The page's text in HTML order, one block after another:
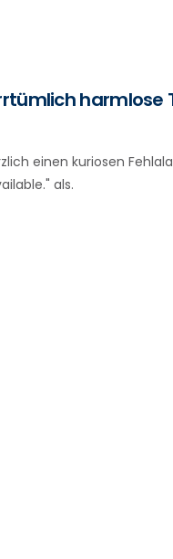
harmlose
einen kuriosen
als.